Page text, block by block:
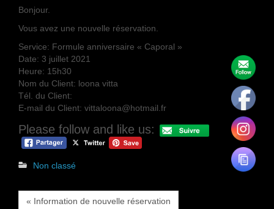
Bonjour.
Vous avez une nouvelle réservation.
Service: Formule anniversaire « Caporal »
Date: 3 juillet 2021
Heure: 15h30
Nom du Client: loona vitta
Tél. du Client:
E-mail du Client: vittaloona@hotmail.fr
Please follow and like us:
Non classé
« Information de nouvelle réservation